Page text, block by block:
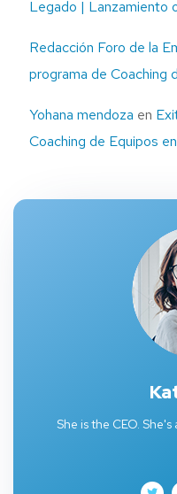
Legado | Lanzamiento
Redacción Foro de la
programa de Coaching
Yohana mendoza en
Coaching de Equipos
She is the CEO.